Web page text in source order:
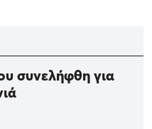
συνελήφθη για